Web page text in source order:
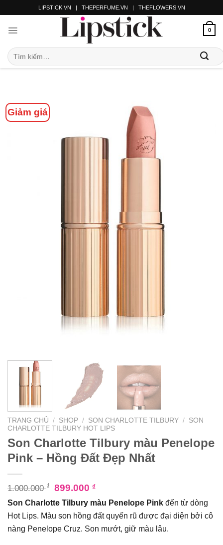
LIPSTICK.VN | THEPERFUME.VN | THEFLOWERS.VN
0
Giảm giá
TRANG CHỦ / SHOP / SON CHARLOTTE TILBURY / SON
CHARLOTTE TILBURY HOT LIPS
Son Charlotte Tilbury màu Penelope
Pink – Hồng Đất Đẹp Nhất
1.000.000₫ 899.000 ₫
Son Charlotte Tilbury màu Penelope Pink đến từ dòng
Hot Lips. Màu son hồng đất quyến rũ được đại diện bởi cô
nàng Penelope Cruz. Son mướt, giữ màu lâu.